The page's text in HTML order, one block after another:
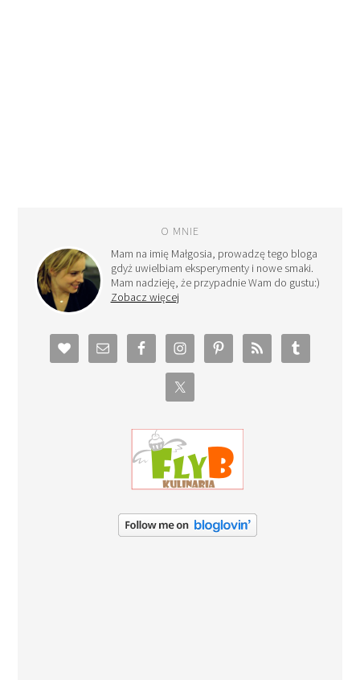
O MNIE
Mam na imię Małgosia, prowadzę tego bloga
gdyż uwielbiam eksperymenty i nowe smaki.
Mam nadzieję, że przypadnie Wam do gustu:)
Zobacz więcej